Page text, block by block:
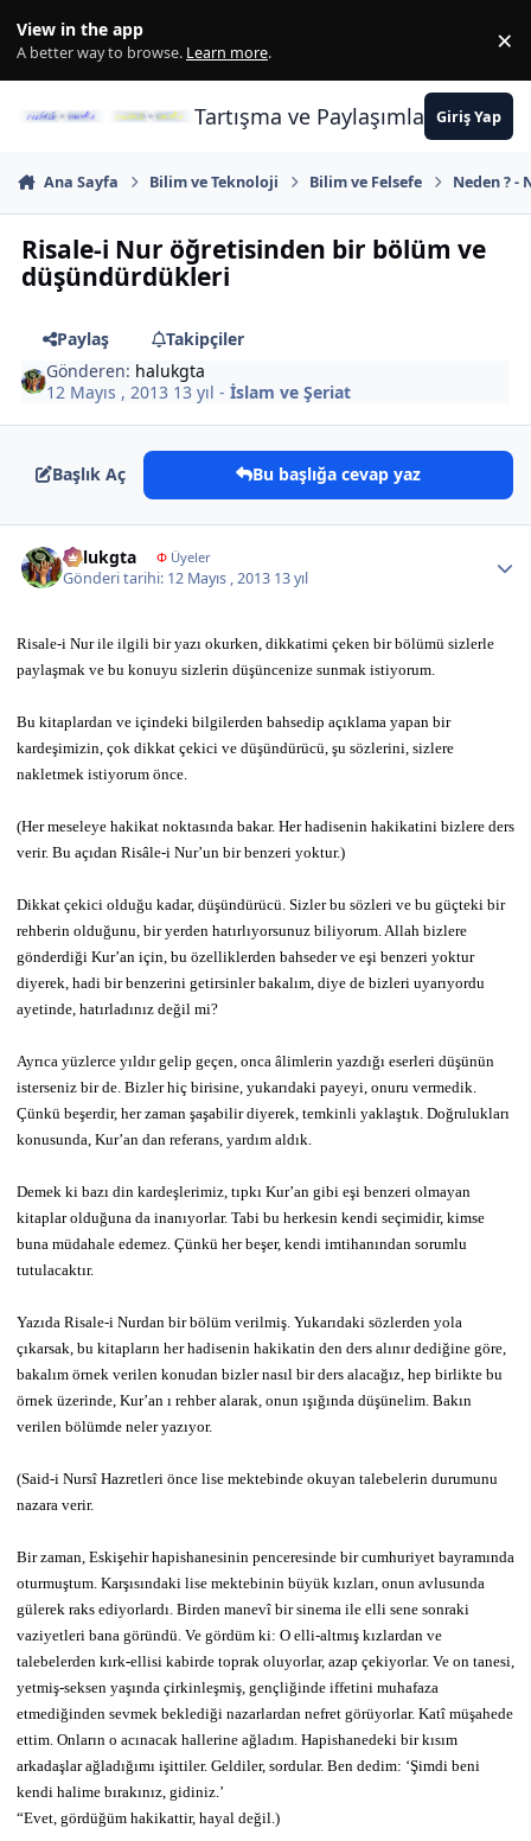
View in the app
A better way to browse. Learn more. ×
Tartışma ve PaylaşımlarınGiriş Yap
Ana Sayfa Bilim ve Teknoloji Bilim ve Felsefe Neden ? -
Risale-i Nur öğretisinden bir bölüm ve
düşündürdükleri
Paylaş
Takipçiler
Gönderen: halukgta
12 Mayıs , 2013 13 yıl -İslam ve Şeriat
Başlık Aç Bu başlığa cevap yaz
halukgta ΦÜyeler
Gönderi tarihi: 12 Mayıs , 2013 13 yıl
Risale-i Nur ile ilgili bir yazı okurken, dikkatimi çeken bir bölümü sizlerle
paylaşmak ve bu konuyu sizlerin düşüncenize sunmak istiyorum.
Bu kitaplardan ve içindeki bilgilerden bahsedip açıklama yapan bir
kardeşimizin, çok dikkat çekici ve düşündürücü, şu sözlerini, sizlere
nakletmek istiyorum önce.
(Her meseleye hakikat noktasında bakar. Her hadisenin hakikatini bizlere ders
verir. Bu açıdan Risâle-i Nur’un bir benzeri yoktur.)
Dikkat çekici olduğu kadar, düşündürücü. Sizler bu sözleri ve bu güçteki bir
rehberin olduğunu, bir yerden hatırlıyorsunuz biliyorum. Allah bizlere
gönderdiği Kur’an için, bu özelliklerden bahseder ve eşi benzeri yoktur
diyerek, hadi bir benzerini getirsinler bakalım, diye de bizleri uyarıyordu
ayetinde, hatırladınız değil mi?
Ayrıca yüzlerce yıldır gelip geçen, onca âlimlerin yazdığı eserleri düşünün
isterseniz bir de. Bizler hiç birisine, yukarıdaki payeyi, onuru vermedik.
Çünkü beşerdir, her zaman şaşabilir diyerek, temkinli yaklaştık. Doğrulukları
konusunda, Kur’an dan referans, yardım aldık.
Demek ki bazı din kardeşlerimiz, tıpkı Kur’an gibi eşi benzeri olmayan
kitaplar olduğuna da inanıyorlar. Tabi bu herkesin kendi seçimidir, kimse
buna müdahale edemez. Çünkü her beşer, kendi imtihanından sorumlu
tutulacaktır.
Yazıda Risale-i Nurdan bir bölüm verilmiş. Yukarıdaki sözlerden yola
çıkarsak, bu kitapların her hadisenin hakikatin den ders alınır dediğine göre,
bakalım örnek verilen konudan bizler nasıl bir ders alacağız, hep birlikte bu
örnek üzerinde, Kur’an ı rehber alarak, onun ışığında düşünelim. Bakın
verilen bölümde neler yazıyor.
(Said-i Nursî Hazretleri önce lise mektebinde okuyan talebelerin durumunu
nazara verir.
Bir zaman, Eskişehir hapishanesinin penceresinde bir cumhuriyet bayramında
oturmuştum. Karşısındaki lise mektebinin büyük kızları, onun avlusunda
gülerek raks ediyorlardı. Birden manevî bir sinema ile elli sene sonraki
vaziyetleri bana göründü. Ve gördüm ki: O elli-altmış kızlardan ve
talebelerden kırk-ellisi kabirde toprak oluyorlar, azap çekiyorlar. Ve on tanesi,
yetmiş-seksen yaşında çirkinleşmiş, gençliğinde iffetini muhafaza
etmediğinden sevmek beklediği nazarlardan nefret görüyorlar. Katî müşahede
ettim. Onların o acınacak hallerine ağladım. Hapishanedeki bir kısım
arkadaşlar ağladığımı işittiler. Geldiler, sordular. Ben dedim: ‘Şimdi beni
kendi halime bırakınız, gidiniz.’
“Evet, gördüğüm hakikattir, hayal değil.)